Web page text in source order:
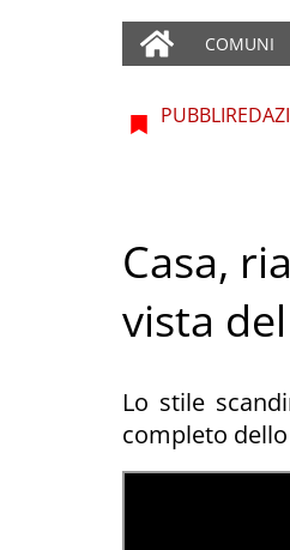
COMUNI
Casa,
vista
Lo stile
completo